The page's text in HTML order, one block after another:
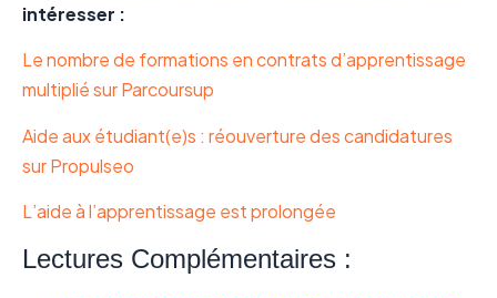
intéresser :
Le nombre de formations en contrats d’apprentissage
multiplié sur Parcoursup
Aide aux étudiant(e)s : réouverture des candidatures
sur Propulseo
L’aide à l’apprentissage est prolongée
Lectures Complémentaires :